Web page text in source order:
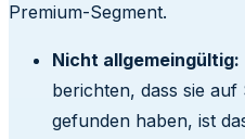
Premium-Segment.
Nicht allgemeingültig:
berichten, dass sie
gefunden haben, ist